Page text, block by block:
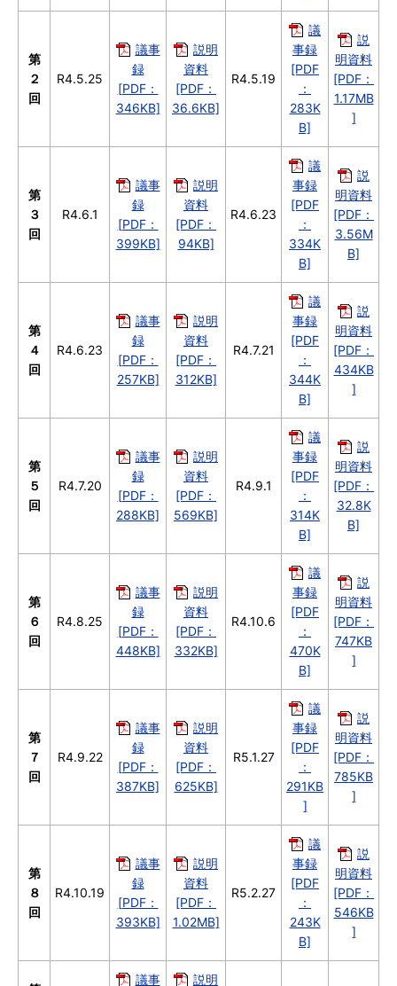
第
２
回
R4.5.25
議事
録
[PDF：
346KB]
説明
資料
[PDF：
36.6KB]
R4.5.19
議
事録
[PDF
：
283K
B]
説
明資料
[PDF：
1.17MB
]
第
３
回
R4.6.1
議事
録
[PDF：
399KB]
説明
資料
[PDF：
94KB]
R4.6.23
議
事録
[PDF
：
334K
B]
説
明資料
[PDF：
3.56M
B]
第
４
回
R4.6.23
議事
録
[PDF：
257KB]
説明
資料
[PDF：
312KB]
R4.7.21
議
事録
[PDF
：
344K
B]
説
明資料
[PDF：
434KB
]
第
５
回
R4.7.20
議事
録
[PDF：
288KB]
説明
資料
[PDF：
569KB]
R4.9.1
議
事録
[PDF
：
314K
B]
説
明資料
[PDF：
32.8K
B]
第
６
回
R4.8.25
議事
録
[PDF：
448KB]
説明
資料
[PDF：
332KB]
R4.10.6
議
事録
[PDF
：
470K
B]
説
明資料
[PDF：
747KB
]
第
７
回
R4.9.22
議事
録
[PDF：
387KB]
説明
資料
[PDF：
625KB]
R5.1.27
議
事録
[PDF
：
291KB
]
説
明資料
[PDF：
785KB
]
第
８
回
R4.10.19
議事
録
[PDF：
393KB]
説明
資料
[PDF：
1.02MB]
R5.2.27
議
事録
[PDF
：
243K
B]
説
明資料
[PDF：
546KB
]
議事 説明